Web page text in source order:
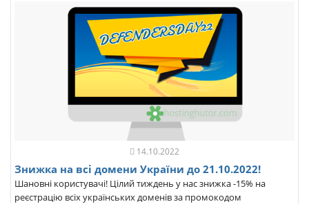
14.10.2022
Знижка на всі домени України до 21.10.2022!
Шановні користувачі! Цілий тиждень у нас знижка -15% на
реєстрацію всіх українських доменів за промокодом